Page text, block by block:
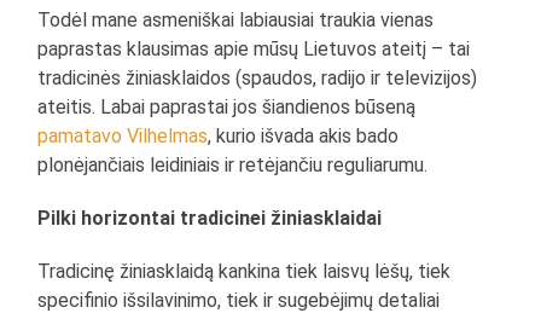
Todėl mane asmeniškai labiausiai traukia vienas
paprastas klausimas apie mūsų Lietuvos ateitį – tai
tradicinės žiniasklaidos (spaudos, radijo ir televizijos)
ateitis. Labai paprastai jos šiandienos būseną
pamatavo Vilhelmas, kurio išvada akis bado
plonėjančiais leidiniais ir retėjančiu reguliarumu.
Pilki horizontai tradicinei žiniasklaidai
Tradicinę žiniasklaidą kankina tiek laisvų lėšų, tiek
specifinio išsilavinimo, tiek ir sugebėjimų detaliai